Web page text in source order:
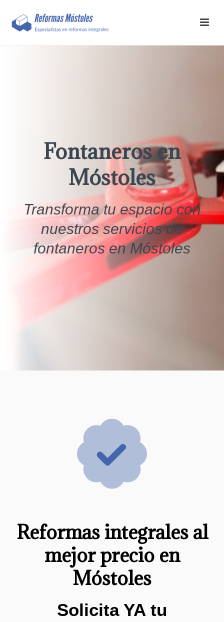
Fontaneros en
Móstoles
Transforma tu espacio con
nuestros servicios de
fontaneros en Móstoles
Reformas integrales al
mejor precio en
Móstoles
Solicita YA tu